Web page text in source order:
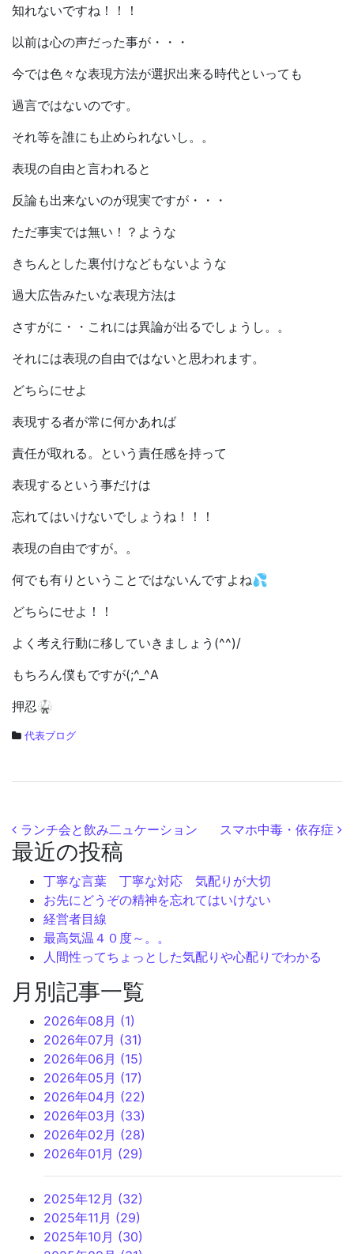
知れないですね！！！
以前は心の声だった事が・・・
今では色々な表現方法が選択出来る時代といっても
過言ではないのです。
それ等を誰にも止められないし。。
表現の自由と言われると
反論も出来ないのが現実ですが・・・
ただ事実では無い！？ような
きちんとした裏付けなどもないような
過大広告みたいな表現方法は
さすがに・・これには異論が出るでしょうし。。
それには表現の自由ではないと思われます。
どちらにせよ
表現する者が常に何かあれば
責任が取れる。という責任感を持って
表現するという事だけは
忘れてはいけないでしょうね！！！
表現の自由ですが。。
何でも有りということではないんですよね💦
どちらにせよ！！
よく考え行動に移していきましょう(^^)/
もちろん僕もですが(;^_^A
押忍🥋
代表ブログ
投稿ナビゲーション
ランチ会と飲み二ュケーション スマホ中毒・依存症
最近の投稿
丁寧な言葉 丁寧な対応 気配りが大切
お先にどうぞの精神を忘れてはいけない
経営者目線
最高気温４０度～。。
人間性ってちょっとした気配りや心配りでわかる
月別記事一覧
2026年08月 (1)
2026年07月 (31)
2026年06月 (15)
2026年05月 (17)
2026年04月 (22)
2026年03月 (33)
2026年02月 (28)
2026年01月 (29)
2025年12月 (32)
2025年11月 (29)
2025年10月 (30)